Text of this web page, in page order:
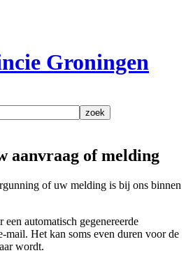
zoek
aanvraag of melding
of uw melding is bij ons binnen
automatisch gegenereerde
mail. Het kan soms even duren voor de
wordt.